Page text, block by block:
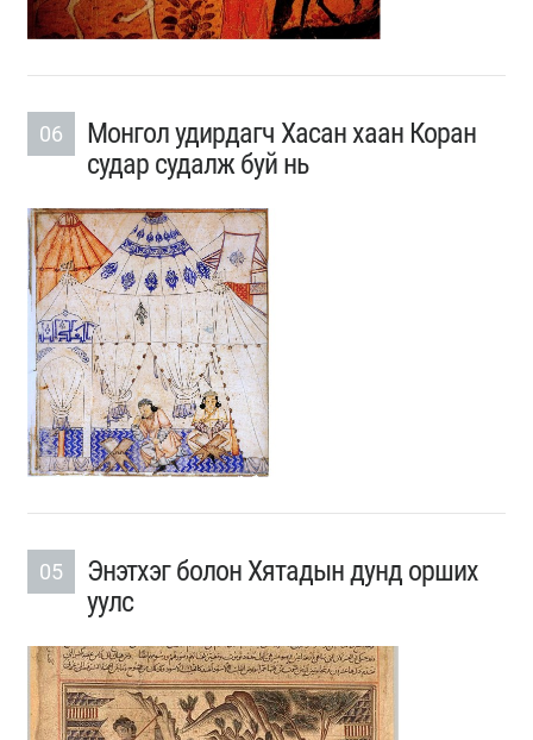
06
Монгол удирдагч Хасан хаан Коран
судар судалж буй нь
05
Энэтхэг болон Хятадын дунд орших
уулс